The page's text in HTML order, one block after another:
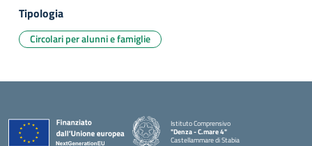
Tipologia
Circolari per alunni e famiglie
Istituto Comprensivo
"Denza - C.mare 4"
Castellammare di Stabia